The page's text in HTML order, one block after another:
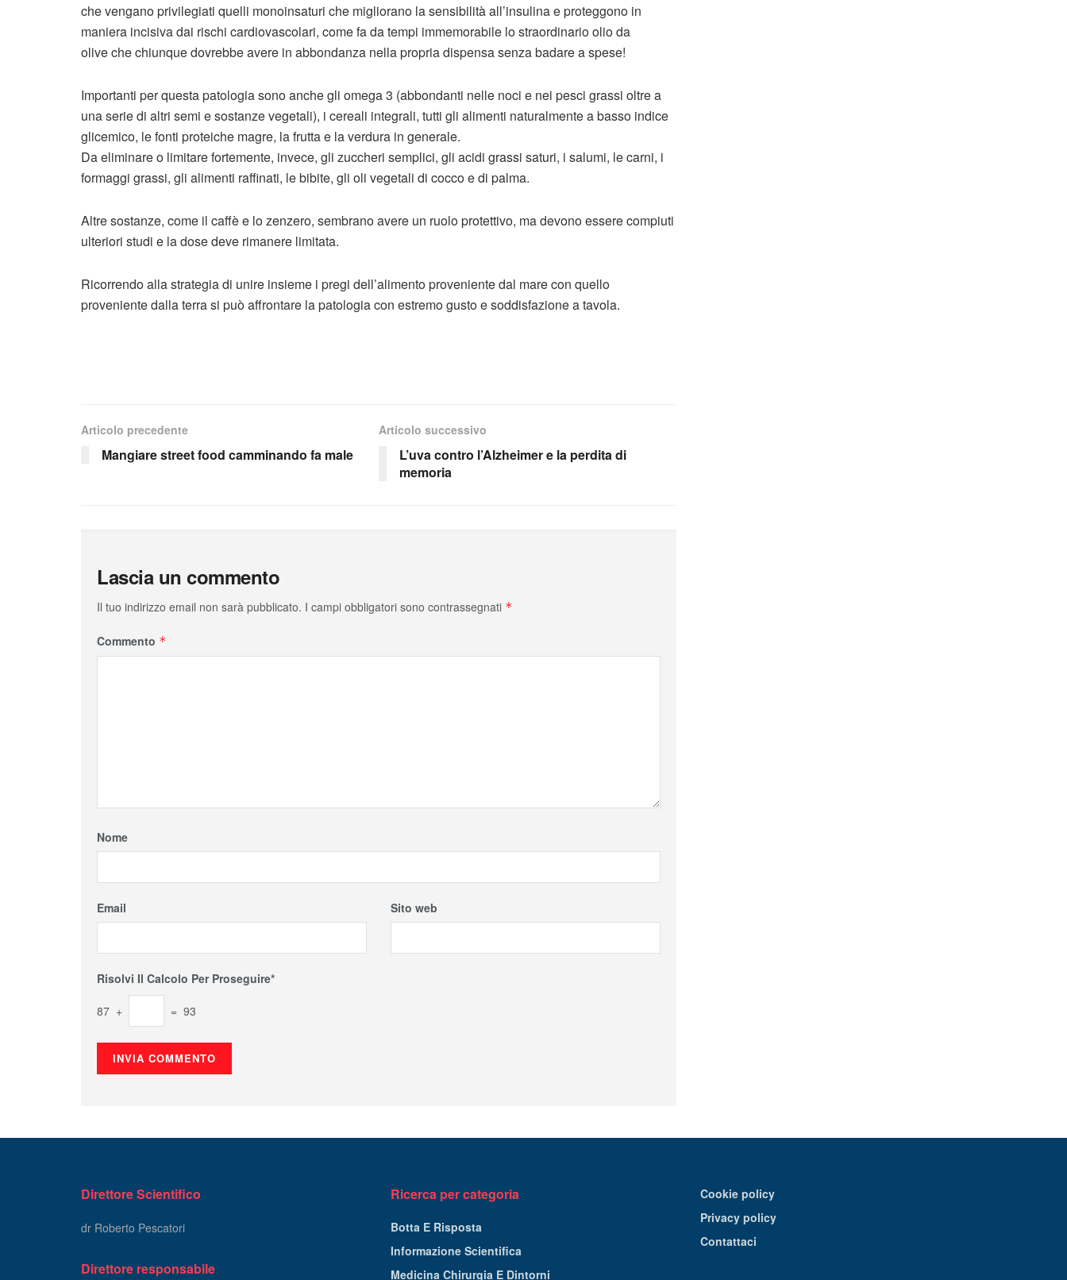
che vengano privilegiati quelli monoinsaturi che migliorano la sensibilità all’insulina e proteggono in
maniera incisiva dai rischi cardiovascolari, come fa da tempi immemorabile lo straordinario olio da
olive che chiunque dovrebbe avere in abbondanza nella propria dispensa senza badare a spese!
Importanti per questa patologia sono anche gli omega 3 (abbondanti nelle noci e nei pesci grassi oltre a
una serie di altri semi e sostanze vegetali), i cereali integrali, tutti gli alimenti naturalmente a basso indice
glicemico, le fonti proteiche magre, la frutta e la verdura in generale.
Da eliminare o limitare fortemente, invece, gli zuccheri semplici, gli acidi grassi saturi, i salumi, le carni, i
formaggi grassi, gli alimenti raffinati, le bibite, gli oli vegetali di cocco e di palma.
Altre sostanze, come il caffè e lo zenzero, sembrano avere un ruolo protettivo, ma devono essere compiuti
ulteriori studi e la dose deve rimanere limitata.
Ricorrendo alla strategia di unire insieme i pregi dell’alimento proveniente dal mare con quello
proveniente dalla terra si può affrontare la patologia con estremo gusto e soddisfazione a tavola.
Articolo precedente
Mangiare street food camminando fa male
Articolo successivo
L’uva contro l’Alzheimer e la perdita di
memoria
Lascia un commento
Il tuo indirizzo email non sarà pubblicato. I campi obbligatori sono contrassegnati *
Commento *
Nome
Email Sito web
Risolvi Il Calcolo Per Proseguire*
87 + = 93
Direttore Scientifico
dr Roberto Pescatori
Direttore responsabile
Ricerca per categoria
Botta E Risposta
Informazione Scientifica
Medicina Chirurgia E Dintorni
Cookie policy
Privacy policy
Contattaci